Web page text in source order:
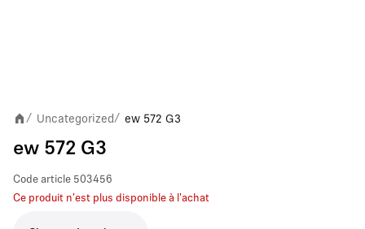
/ Uncategorized / ew 572 G3
ew 572 G3
Code article 503456
Ce produit n'est plus disponible à l'achat